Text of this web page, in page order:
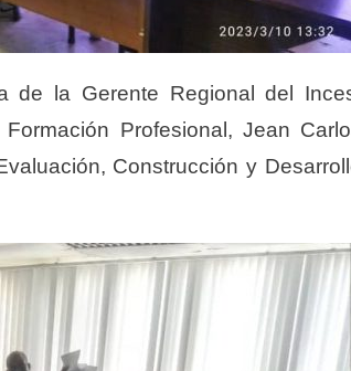
de la Gerente Regional del
Profesional, Jean
Construcción y